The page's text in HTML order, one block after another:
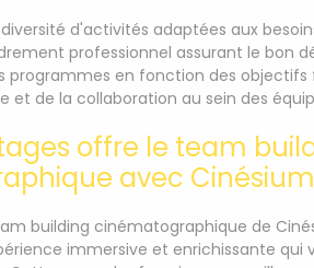
d'activités adaptées aux
professionnel assurant le bon
programmes en fonction des objectifs
et de la collaboration au sein des
offre le team
avec
building cinématographique de
immersive et enrichissante qui